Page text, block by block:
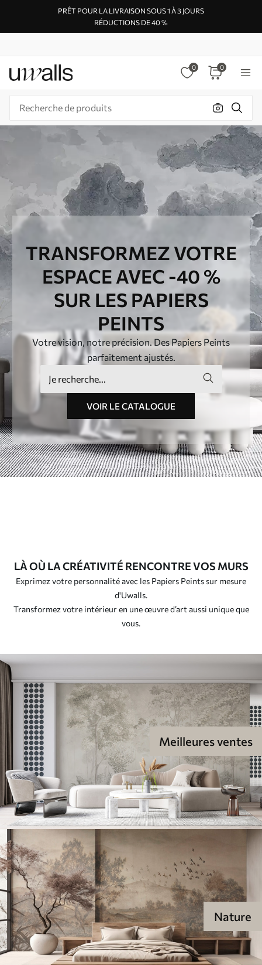
PRÊT POUR LA LIVRAISON SOUS 1 À 3 JOURS
RÉDUCTIONS DE 40 %
0 0
TRANSFORMEZ VOTRE
ESPACE AVEC -40 %
SUR LES PAPIERS
PEINTS
Votre vision, notre précision. Des Papiers Peints
parfaitement ajustés.
VOIR LE CATALOGUE
LÀ OÙ LA CRÉATIVITÉ RENCONTRE VOS MURS
Exprimez votre personnalité avec les Papiers Peints sur mesure
d'Uwalls.
Transformez votre intérieur en une œuvre d’art aussi unique que
vous.
Meilleures ventes
Nature